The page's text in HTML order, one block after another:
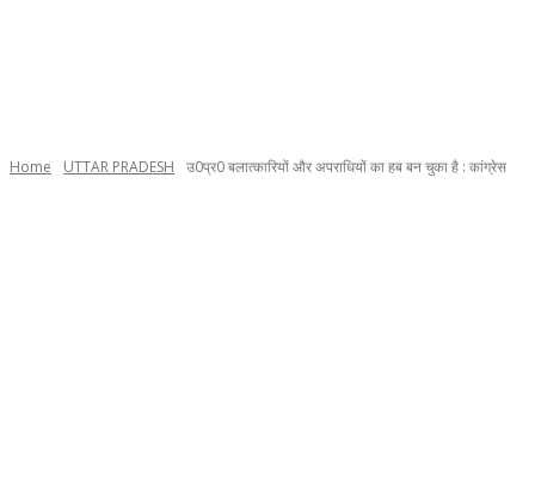
Home UTTAR PRADESH उ0प्र0 बलात्कारियों और अपराधियों का हब बन चुका है : कांग्रेस